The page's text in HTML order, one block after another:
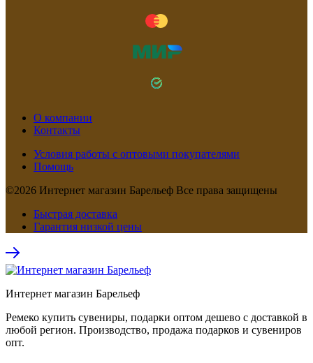
О компании
Контакты
Условия работы с оптовыми покупателями
Помощь
©2026 Интернет магазин Барельеф Все права защищены
Быстрая доставка
Гарантия низкой цены
Интернет магазин Барельеф
Ремеко купить сувениры, подарки оптом дешево с доставкой в
любой регион. Производство, продажа подарков и сувениров
опт.